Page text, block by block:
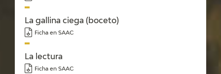
La gallina ciega (boceto)
Ficha en SAAC
La lectura
Ficha en SAAC